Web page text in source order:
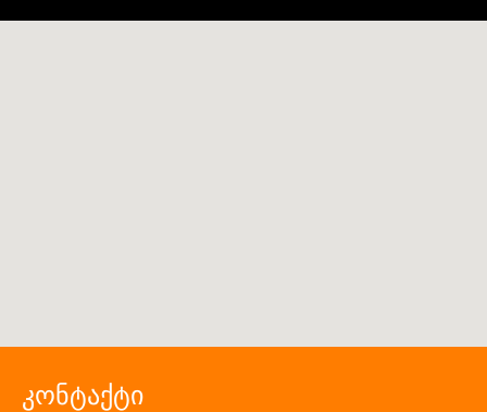
კონტაქტი